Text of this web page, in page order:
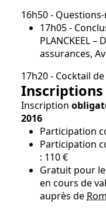
16h50 -
17h05 -
PLANCKEEL
assurances,
17h20 - Cocktail
Inscriptions
Inscription
2016
Participation
Participation
: 110 €
Gratuit pour
en cours de
auprès de